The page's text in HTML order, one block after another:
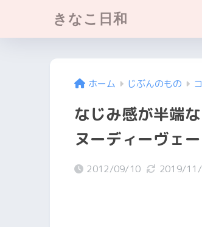
きなこ日和
ホーム じぶんのもの
なじみ感が半端
ヌーディーヴェ
2012/09/10 2019/